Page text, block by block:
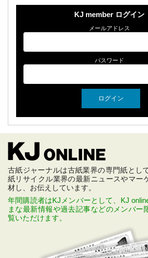
KJ member ログイン
メールアドレス
パスワード
古紙ジャーナルは古紙業界の専門紙とし
紙リサイクル業界の最新ニュースやマー
材し、お伝えしています。
年間購読者はKJメンバーとして、KJ
まな最新情報や過去記事などのメンバー
覧いただけます。